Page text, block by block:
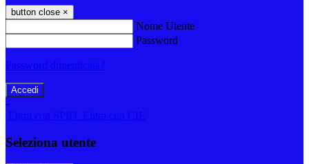
button close ×
Nome Utente
Password
-
Seleziona utente